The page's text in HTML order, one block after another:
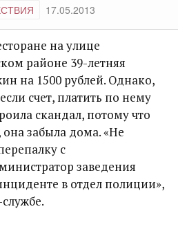
17.05.2013
на улице
районе 39-летняя
на 1500 рублей. Однако,
счет, платить по нему
скандал, потому что
забыла дома. «Не
с
заведения
в отдел полиции»,